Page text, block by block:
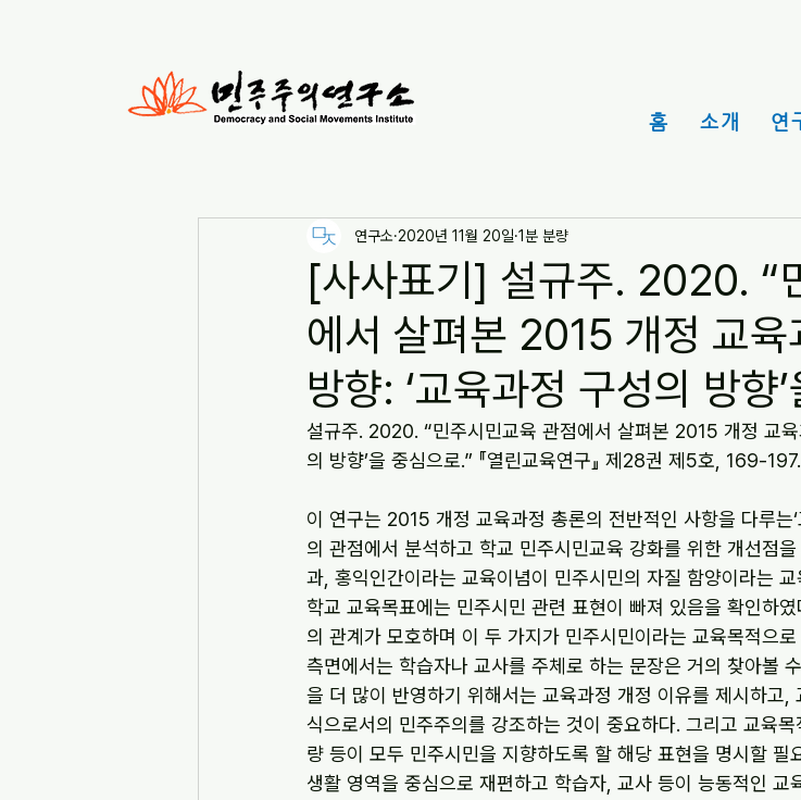
홈 소개 연
[사사표기] 설규주. 2020. “
에서 살펴본 2015 개정 교육
방향: ‘교육과정 구성의 방향
연구소 2020년 11월 20일 1분 분량
설규주. 2020. “민주시민교육 관점에서 살펴본 2015 개정 교
의 방향’을 중심으로.” 『열린교육연구』 제28권 제5호, 169-
이 연구는 2015 개정 교육과정 총론의 전반적인 사항을 다루는
의 관점에서 분석하고 학교 민주시민교육 강화를 위한 개선점
과, 홍익인간이라는 교육이념이 민주시민의 자질 함양이라는
학교 교육목표에는 민주시민 관련 표현이 빠져 있음을 확인하
의 관계가 모호하며 이 두 가지가 민주시민이라는 교육목적으
측면에서는 학습자나 교사를 주체로 하는 문장은 거의 찾아볼
을 더 많이 반영하기 위해서는 교육과정 개정 이유를 제시하고,
식으로서의 민주주의를 강조하는 것이 중요하다. 그리고 교육
량 등이 모두 민주시민을 지향하도록 할 해당 표현을 명시할 필
생활 영역을 중심으로 재편하고 학습자, 교사 등이 능동적인